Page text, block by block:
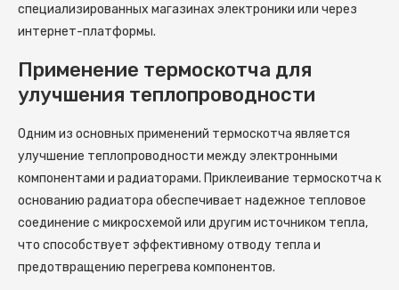
специализированных магазинах электроники или через
интернет-платформы.
Применение термоскотча для
улучшения теплопроводности
Одним из основных применений термоскотча является
улучшение теплопроводности между электронными
компонентами и радиаторами. Приклеивание термоскотча к
основанию радиатора обеспечивает надежное тепловое
соединение с микросхемой или другим источником тепла,
что способствует эффективному отводу тепла и
предотвращению перегрева компонентов.